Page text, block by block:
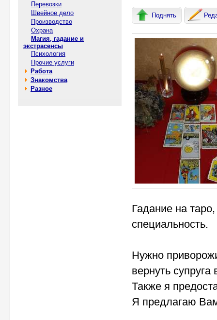
Перевозки
Швейное дело
Производство
Охрана
Магия, гадание и
экстрасенсы
Психология
Прочие услуги
Работа
Знакомства
Разное
Поднять
Гадание на
специальность.
Нужно
вернуть
Также я
Я предлагаю